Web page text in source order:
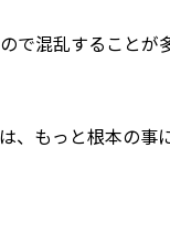
で混乱すること
、もっと根本の